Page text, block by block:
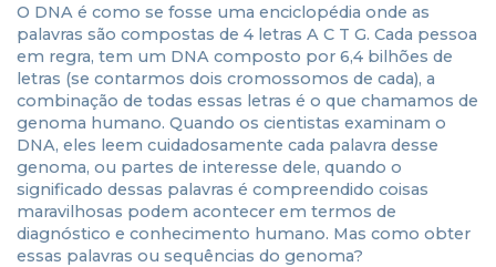
O DNA é como se fosse uma enciclopédia onde as
palavras são compostas de 4 letras A C T G. Cada pessoa
em regra, tem um DNA composto por 6,4 bilhões de
letras (se contarmos dois cromossomos de cada), a
combinação de todas essas letras é o que chamamos de
genoma humano. Quando os cientistas examinam o
DNA, eles leem cuidadosamente cada palavra desse
genoma, ou partes de interesse dele, quando o
significado dessas palavras é compreendido coisas
maravilhosas podem acontecer em termos de
diagnóstico e conhecimento humano. Mas como obter
essas palavras ou sequências do genoma?